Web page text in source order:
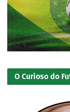
O Curioso do